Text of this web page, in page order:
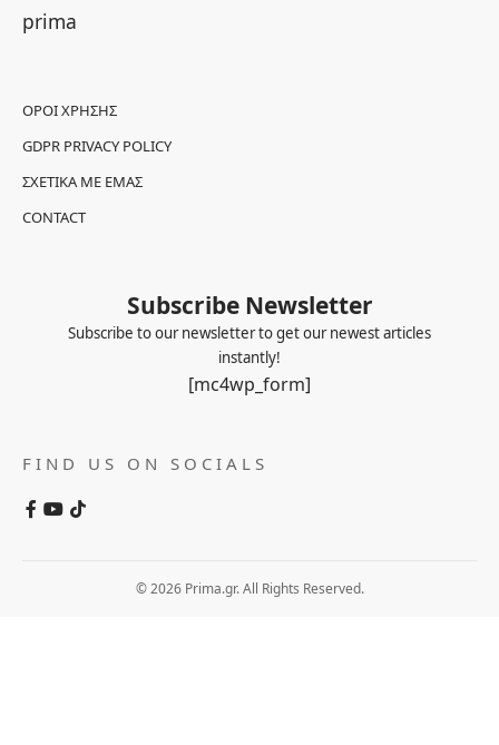
prima
ΌΡΟΙ ΧΡΉΣΗΣ
GDPR PRIVACY POLICY
ΣΧΕΤΙΚΆ ΜΕ ΕΜΆΣ
CONTACT
Subscribe Newsletter
Subscribe to our newsletter to get our newest articles
instantly!
[mc4wp_form]
FIND US ON SOCIALS
© 2026 Prima.gr. All Rights Reserved.